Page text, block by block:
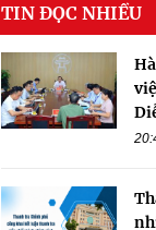
TIN ĐỌC NHIỀU